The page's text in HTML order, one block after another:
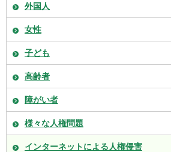
外国人
女性
子ども
高齢者
障がい者
様々な人権問題
インターネットによる人権侵害